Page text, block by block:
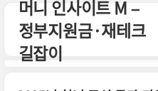
본문 바로가기
머니 인사이트 M –
정부지원금·재테크
길잡이